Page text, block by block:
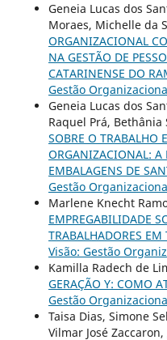
Geneia Lucas dos
Moraes, Michelle da
ORGANIZACIONAL
NA GESTÃO DE
CATARINENSE DO
Gestão
Geneia Lucas dos
Raquel Prá, Bethânia
SOBRE O TRABALHO
ORGANIZACIONAL: A
EMBALAGENS DE
Gestão
Marlene Knecht
EMPREGABILIDADE
TRABALHADORES
Visão: Gestão
Kamilla Radech de
GERAÇÃO Y: COMO
Gestão
Taisa Dias, Simone
Vilmar José Zaccaron,